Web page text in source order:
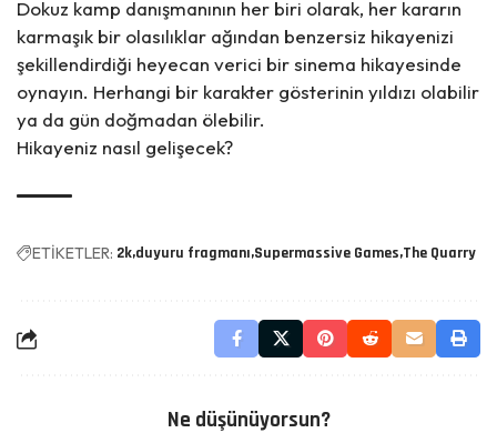
Dokuz kamp danışmanının her biri olarak, her kararın
karmaşık bir olasılıklar ağından benzersiz hikayenizi
şekillendirdiği heyecan verici bir sinema hikayesinde
oynayın. Herhangi bir karakter gösterinin yıldızı olabilir
ya da gün doğmadan ölebilir.
Hikayeniz nasıl gelişecek?
ETİKETLER: 2k duyuru fragmanı Supermassive Games The Quarry
Ne düşünüyorsun?